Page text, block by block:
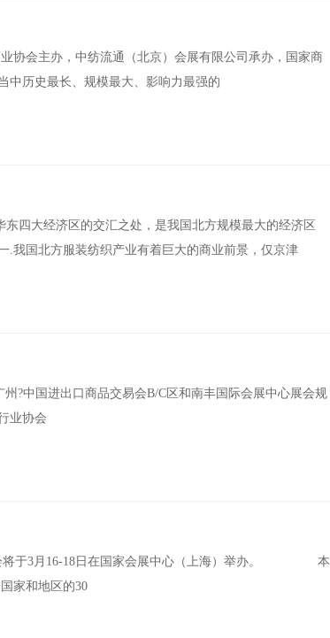
会主办，中纺流通（北京）会展有限公司承办，国家商
中历史最长、规模最大、影响力最强的
四大经济区的交汇之处，是我国北方规模最大的经济区
.我国北方服装纺织产业有着巨大的商业前景，仅京津
?中国进出口商品交易会B/C区和南丰国际会展中心展会规
品行业协会
将于3月16-18日在国家会展中心（上海）举办。 本
家和地区的30